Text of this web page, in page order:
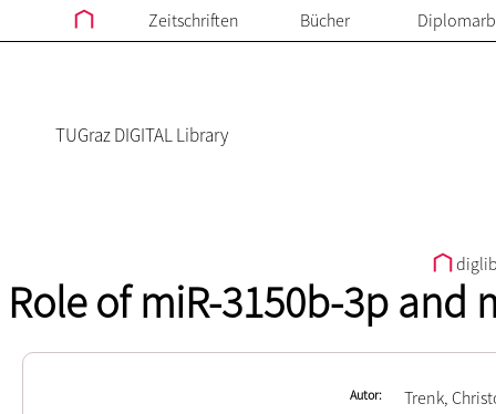
Zeitschriften Bücher
TUGraz DIGITAL Library
Role of miR-3150b-3p and
Autor Trenk,